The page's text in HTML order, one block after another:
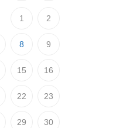
1 2
8 9
15 16
22 23
29 30